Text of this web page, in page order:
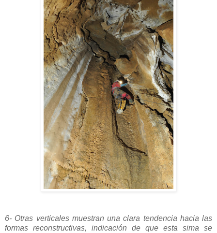
6- Otras verticales muestran una clara tendencia hacia las
formas reconstructivas, indicación de que esta sima se